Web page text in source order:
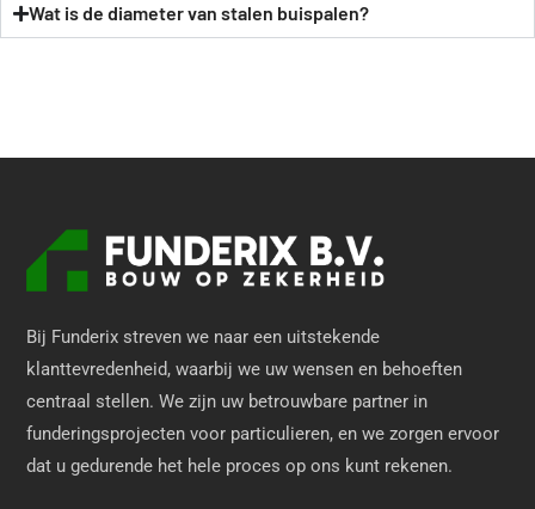
Wat is de diameter van stalen buispalen?
Bij Funderix streven we naar een uitstekende
klanttevredenheid, waarbij we uw wensen en behoeften
centraal stellen. We zijn uw betrouwbare partner in
funderingsprojecten voor particulieren, en we zorgen ervoor
dat u gedurende het hele proces op ons kunt rekenen.